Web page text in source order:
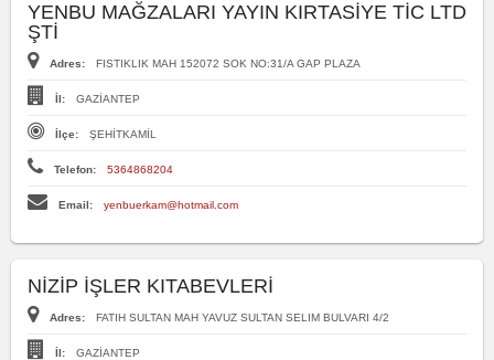
YENBU MAĞZALARI YAYIN KIRTASİYE TİC LTD
ŞTİ
Adres: FISTIKLIK MAH 152072 SOK NO:31/A GAP PLAZA
İl: GAZİANTEP
İlçe: ŞEHİTKAMİL
Telefon: 5364868204
Email: yenbuerkam@hotmail.com
NİZİP İŞLER KITABEVLERİ
Adres: FATIH SULTAN MAH YAVUZ SULTAN SELIM BULVARI 4/2
İl: GAZİANTEP